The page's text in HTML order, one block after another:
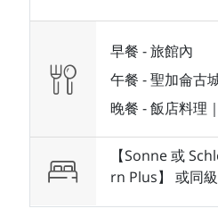
早餐 -旅館內
午餐 -聖加侖古
晚餐 -飯店料理
【Sonne 或
rn Plus】 或同級